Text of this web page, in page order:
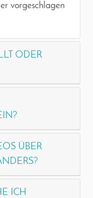
vorgeschlagen
ODER
ÜBER
ICH